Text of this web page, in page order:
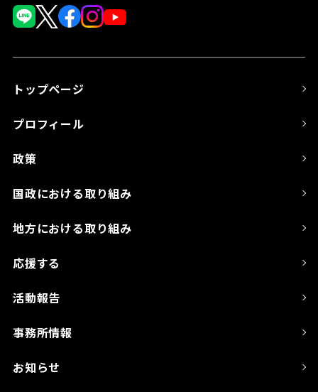
トップページ
プロフィール
政策
国政における取り組み
地方における取り組み
応援する
活動報告
事務所情報
お知らせ